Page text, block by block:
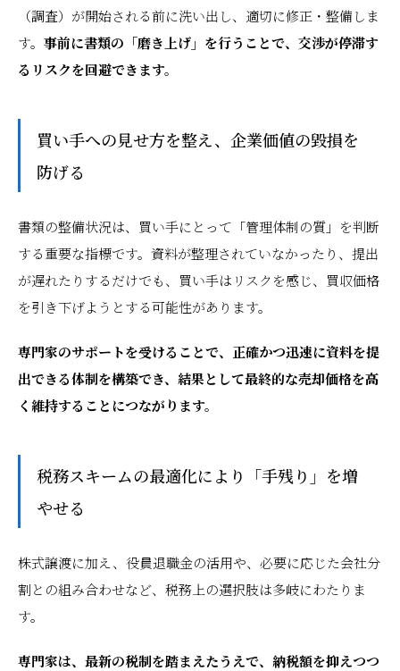
（調査）が開始される前に洗い出し、適切に修正・整備しま
す。 事前に書類の「磨き上げ」を行うことで、交渉が停滞す
るリスクを回避できます。
買い手への見せ方を整え、企業価値の毀損を
防げる
書類の整備状況は、買い手にとって「管理体制の質」を判断
する重要な指標です。資料が整理されていなかったり、提出
が遅れたりするだけでも、買い手はリスクを感じ、買収価格
を引き下げようとする可能性があります。
専門家のサポートを受けることで、正確かつ迅速に資料を提
出できる体制を構築でき、結果として最終的な売却価格を高
く維持することにつながります。
税務スキームの最適化により「手残り」を増
やせる
株式譲渡に加え、役員退職金の活用や、必要に応じた会社分
割との組み合わせなど、税務上の選択肢は多岐にわたりま
す。
専門家は、最新の税制を踏まえたうえで、納税額を抑えつつ